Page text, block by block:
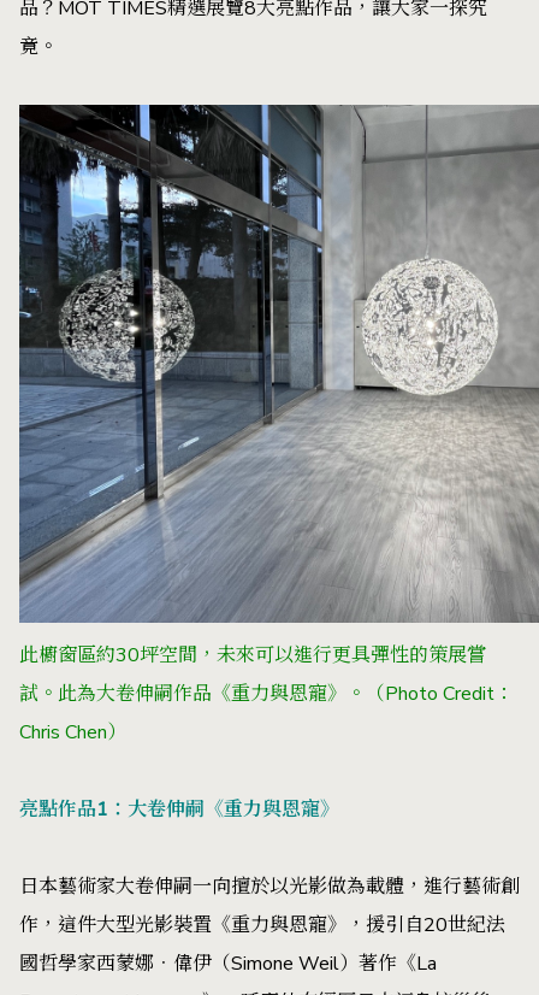
品？MOT TIMES精選展覽8大亮點作品，讓大家一探究
竟。
此櫥窗區約30坪空間，未來可以進行更具彈性的策展嘗
試。此為大卷伸嗣作品《重力與恩寵》。（Photo Credit：
Chris Chen）
亮點作品1：大卷伸嗣《重力與恩寵》
日本藝術家大卷伸嗣一向擅於以光影做為載體，進行藝術創
作，這件大型光影裝置《重力與恩寵》，援引自20世紀法
國哲學家西蒙娜．偉伊（Simone Weil）著作《La